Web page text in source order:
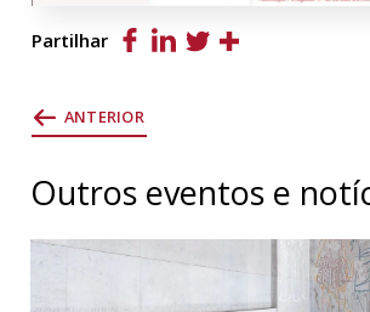
Partilhar
ANTERIOR
Outros eventos e